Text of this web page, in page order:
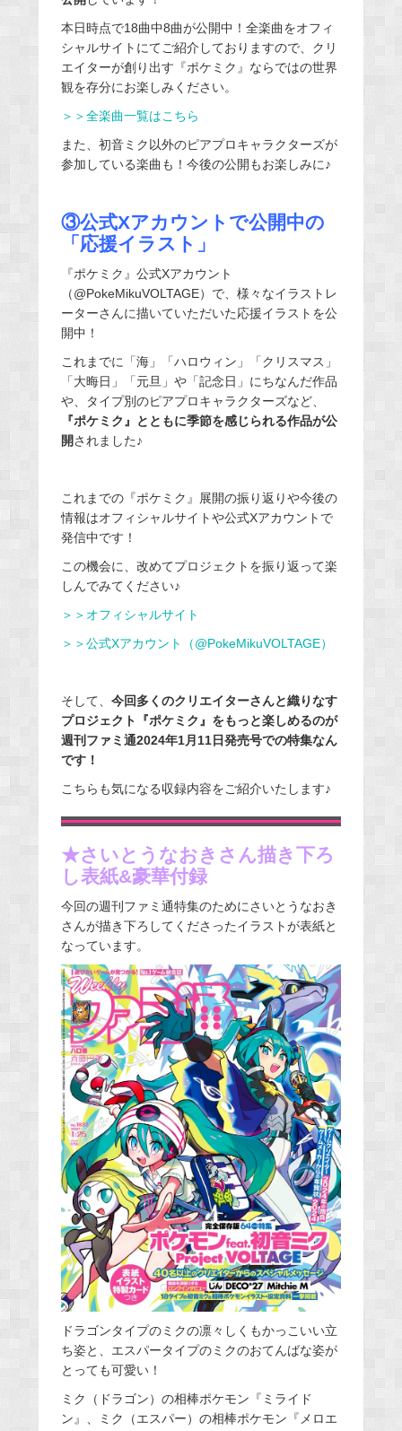
本日時点で18曲中8曲が公開中！全楽曲をオフィ
シャルサイトにてご紹介しておりますので、クリ
エイターが創り出す『ポケミク』ならではの世界
観を存分にお楽しみください。
＞＞全楽曲一覧はこちら
また、初音ミク以外のピアプロキャラクターズが
参加している楽曲も！今後の公開もお楽しみに♪
③公式Xアカウントで公開中の
「応援イラスト」
『ポケミク』公式Xアカウント
（@PokeMikuVOLTAGE）で、様々なイラストレ
ーターさんに描いていただいた応援イラストを公
開中！
これまでに「海」「ハロウィン」「クリスマス」
「大晦日」「元旦」や「記念日」にちなんだ作品
や、タイプ別のピアプロキャラクターズなど、
『ポケミク』とともに季節を感じられる作品が公
開されました♪
これまでの『ポケミク』展開の振り返りや今後の
情報はオフィシャルサイトや公式Xアカウントで
発信中です！
この機会に、改めてプロジェクトを振り返って楽
しんでみてください♪
＞＞オフィシャルサイト
＞＞公式Xアカウント（@PokeMikuVOLTAGE）
そして、 今回多くのクリエイターさんと織りなす
プロジェクト『ポケミク』をもっと楽しめるのが
週刊ファミ通2024年1月11日発売号での特集なん
です！
こちらも気になる収録内容をご紹介いたします♪
★さいとうなおきさん描き下ろ
し表紙&豪華付録
今回の週刊ファミ通特集のためにさいとうなおき
さんが描き下ろしてくださったイラストが表紙と
なっています。
ドラゴンタイプのミクの凛々しくもかっこいい立
ち姿と、エスパータイプのミクのおてんばな姿が
とっても可愛い！
ミク（ドラゴン）の相棒ポケモン『ミライド
ン』、ミク（エスパー）の相棒ポケモン『メロエ